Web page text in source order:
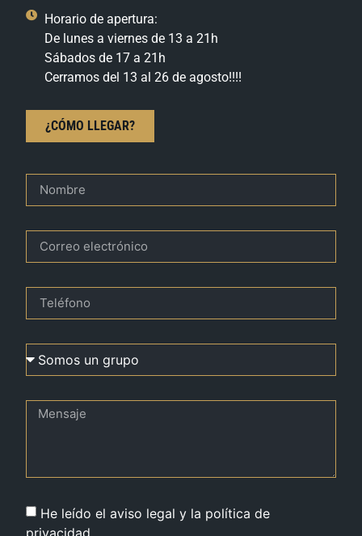
Horario de apertura:
De lunes a viernes de 13 a 21h
Sábados de 17 a 21h
Cerramos del 13 al 26 de agosto!!!!
¿CÓMO LLEGAR?
He leído el aviso legal y la política de
privacidad